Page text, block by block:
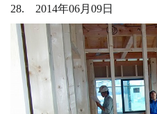
28. 2014年06月09日